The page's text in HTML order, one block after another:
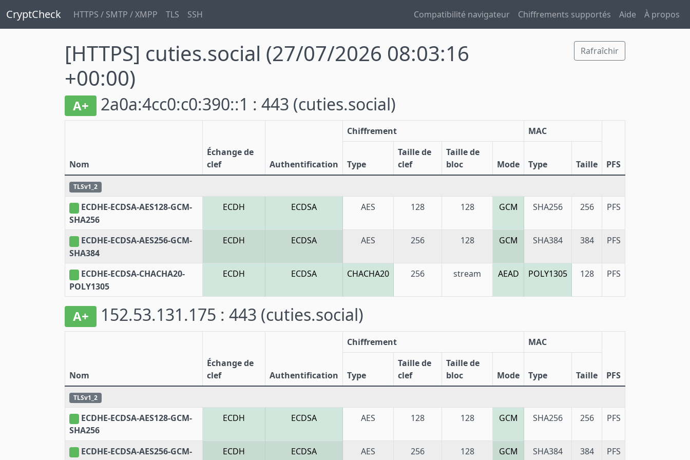
CryptCheck HTTPS / SMTP / XMPP TLS SSH Compatibilité navigateur Chiffrements supportés Aide À propos
[HTTPS] cuties.social (27/07/2026 08:03:16
+00:00)
Rafraîchir
A+ 2a0a:4cc0:c0:390::1 : 443 (cuties.social)
Nom
Échange de
clef
Authentification
Chiffrement MAC
PFS
Type
Taille de
clef
Taille de
bloc
Mode Type Taille
TLSv1_2
ECDHE-ECDSA-AES128-GCM-
SHA256
ECDH ECDSA AES 128 128 GCM SHA256 256 PFS
ECDHE-ECDSA-AES256-GCM-
SHA384
ECDH ECDSA AES 256 128 GCM SHA384 384 PFS
ECDHE-ECDSA-CHACHA20-
POLY1305
ECDH ECDSA CHACHA20 256 stream AEAD POLY1305 128 PFS
A+ 152.53.131.175 : 443 (cuties.social)
Nom
Échange de
clef
Authentification
Chiffrement MAC
PFS
Type
Taille de
clef
Taille de
bloc
Mode Type Taille
TLSv1_2
ECDHE-ECDSA-AES128-GCM-
SHA256
ECDH ECDSA AES 128 128 GCM SHA256 256 PFS
ECDHE-ECDSA-AES256-GCM-
ECDH ECDSA AES 256 128 GCM SHA384 384 PFS